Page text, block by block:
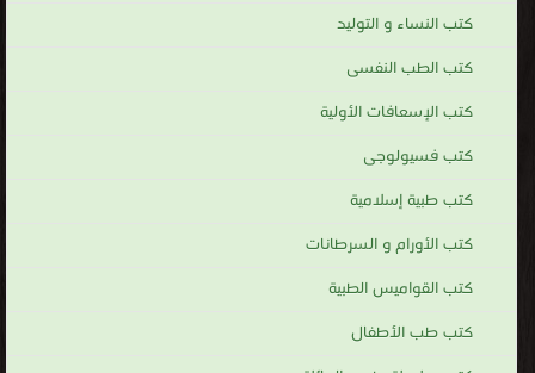
العيون
بمعالجة العينَينِ وما يُصيبُهُما من أمراضٍ وأخطاءٍ انكسارية، قد يشمل
هذا معالجة الأمراض التي تصيب العين من رمد أو التهابات، أو العمليات
الجراحية لتصحيح النظر وزراعة العدسات ومعالجة السويرق (المياه
الأمراض العينية بين الحاد كفقدان الرؤية المفاجئ، وتحت الحاد، والمزمن
كالساد واعتلال الشبكية السكري.
كتب طب العيون
كتب النساء و التوليد
كتب الطب النفسى
كتب الإسعافات الأولية
كتب فسيولوجى
كتب طبية إسلامية
كتب الأورام و السرطانات
كتب القواميس الطبية
كتب طب الأطفال